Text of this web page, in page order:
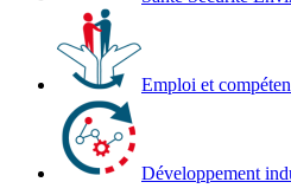
Emploi et
Développement